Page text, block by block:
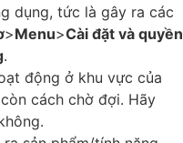
dụng, tức là gây ra các
>Menu>Cài đặt và quyền
.
động ở khu vực của
cách chờ đợi. Hãy